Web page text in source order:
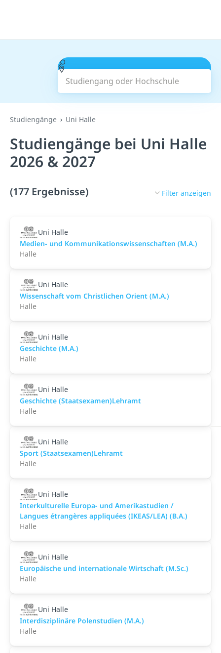
Studiengang oder Hochschule
Suchen
Studiengänge Uni Halle
Studiengänge bei Uni Halle
2026 & 2027
(177 Ergebnisse) Filter anzeigen
Uni Halle
Medien- und Kommunikationswissenschaften (M.A.)
Halle
Uni Halle
Wissenschaft vom Christlichen Orient (M.A.)
Halle
Uni Halle
Geschichte (M.A.)
Halle
Uni Halle
Geschichte (Staatsexamen)Lehramt
Halle
Uni Halle
Sport (Staatsexamen)Lehramt
Halle
Uni Halle
Interkulturelle Europa- und Amerikastudien /
Langues étrangères appliquées (IKEAS/LEA) (B.A.)
Halle
Uni Halle
Europäische und internationale Wirtschaft (M.Sc.)
Halle
Uni Halle
Interdisziplinäre Polenstudien (M.A.)
Halle